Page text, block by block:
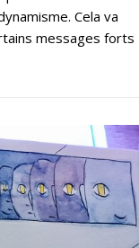
Cela va
messages forts